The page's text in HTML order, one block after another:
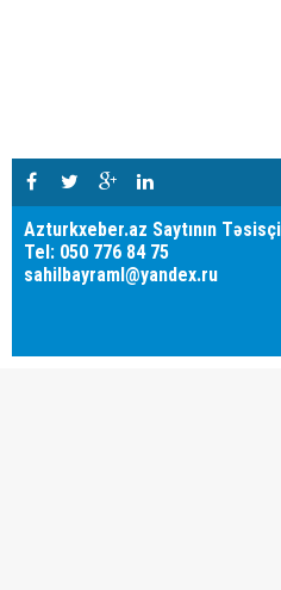
Azturkxeber.az Saytının
Tel: 050 776 84 75
sahilbayraml@yandex.ru